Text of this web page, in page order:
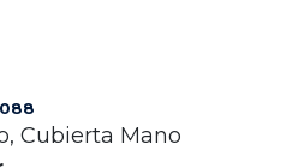
Cubierta Mano